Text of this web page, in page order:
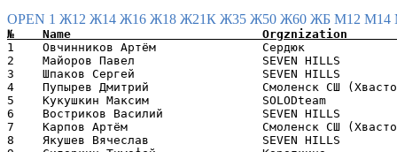
OPEN 1 Ж12 Ж14 Ж16 Ж18 Ж21К Ж35 Ж50 Ж60 ЖБ М12 М14
1    Овчинников Артём               Сердюк
2    Майоров Павел                  SEVEN HILLS
3    Шпаков Сергей                  SEVEN HILLS
4    Пупырев Дмитрий                Смоленск СШ
5    Кукушкин Максим                SOLODteam
6    Востриков Василий              SEVEN
7    Карпов Артём                   Смоленск СШ
8    Якушев Вячеслав                SEVEN HILLS